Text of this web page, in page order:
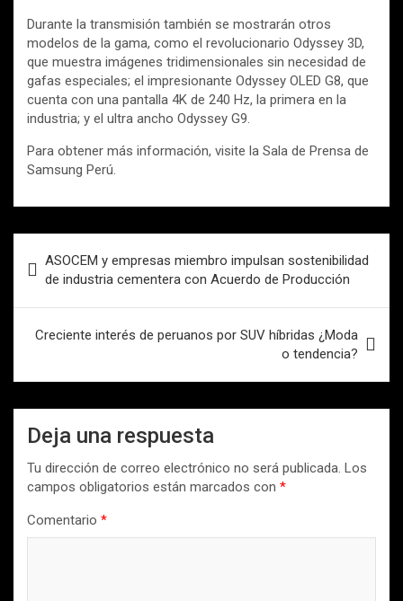
Durante la transmisión también se mostrarán otros
modelos de la gama, como el revolucionario Odyssey 3D,
que muestra imágenes tridimensionales sin necesidad de
gafas especiales; el impresionante Odyssey OLED G8, que
cuenta con una pantalla 4K de 240 Hz, la primera en la
industria; y el ultra ancho Odyssey G9.
Para obtener más información, visite la Sala de Prensa de
Samsung Perú.
de
entradas
ASOCEM y empresas miembro impulsan sostenibilidad
de industria cementera con Acuerdo de Producción
Creciente interés de peruanos por SUV híbridas ¿Moda
o tendencia?
Deja una respuesta
Tu dirección de correo electrónico no será publicada. Los
campos obligatorios están marcados con *
Comentario *